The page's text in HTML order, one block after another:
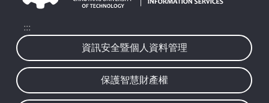
:::
資訊安全暨個人資料管理
保護智慧財產權